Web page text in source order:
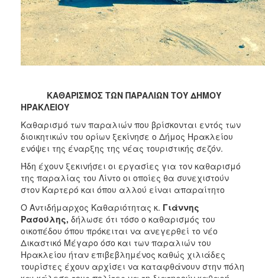
ΚΑΘΑΡΙΣΜΟΣ ΤΩΝ ΠΑΡΑΛΙΩΝ ΤΟΥ ΔΗΜΟΥ
ΗΡΑΚΛΕΙΟΥ
Καθαρισμό των παραλιών που βρίσκονται εντός των
διοικητικών του ορίων ξεκίνησε ο Δήμος Ηρακλείου
ενόψει της έναρξης της νέας τουριστικής σεζόν.
Ήδη έχουν ξεκινήσει οι εργασίες για τον καθαρισμό
της παραλίας του Λίντο οι οποίες θα συνεχιστούν
στον Καρτερό και όπου αλλού είναι απαραίτητο
Ο Αντιδήμαρχος Καθαριότητας κ. Γιάννης
Ρασούλης, δήλωσε ότι τόσο ο καθαρισμός του
οικοπέδου όπου πρόκειται να ανεγερθεί το νέο
Δικαστικό Μέγαρο όσο και των παραλιών του
Ηρακλείου ήταν επιβεβλημένος καθώς χιλιάδες
τουρίστες έχουν αρχίσει να καταφθάνουν στην πόλη